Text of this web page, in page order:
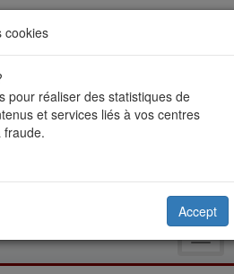
cookies
pour réaliser des statistiques de
et services liés à vos centres
fraude.
Accept